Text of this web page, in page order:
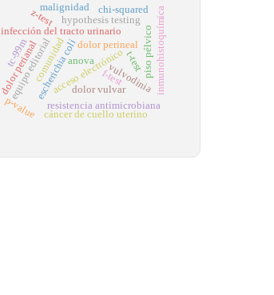
equipo editorialacceso electrónico
infección del tracto urinario
comunidad
escherichia coli
resistencia antimicrobiana
dolor perineal
vulvodinia
dolor vulvar
dolor perianal piso pélvico
cáncer de cuello uterino
hypothesis testing
p-value
z-test
t-test
anova
chi-squared
f-test inmunohistoquímica
malignidad
tc-99m